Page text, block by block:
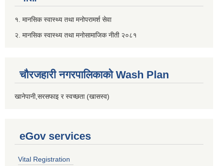
१. मानसिक स्वास्थ्य तथा मनोपरामर्श सेवा
२. मानसिक स्वास्थ्य तथा मनोसामाजिक नीती २०८१
चौरजहारी नगरपालिकाको Wash Plan
खानेपानी,सरसफाइ र स्वच्छता (खासस्व)
eGov services
Vital Registration